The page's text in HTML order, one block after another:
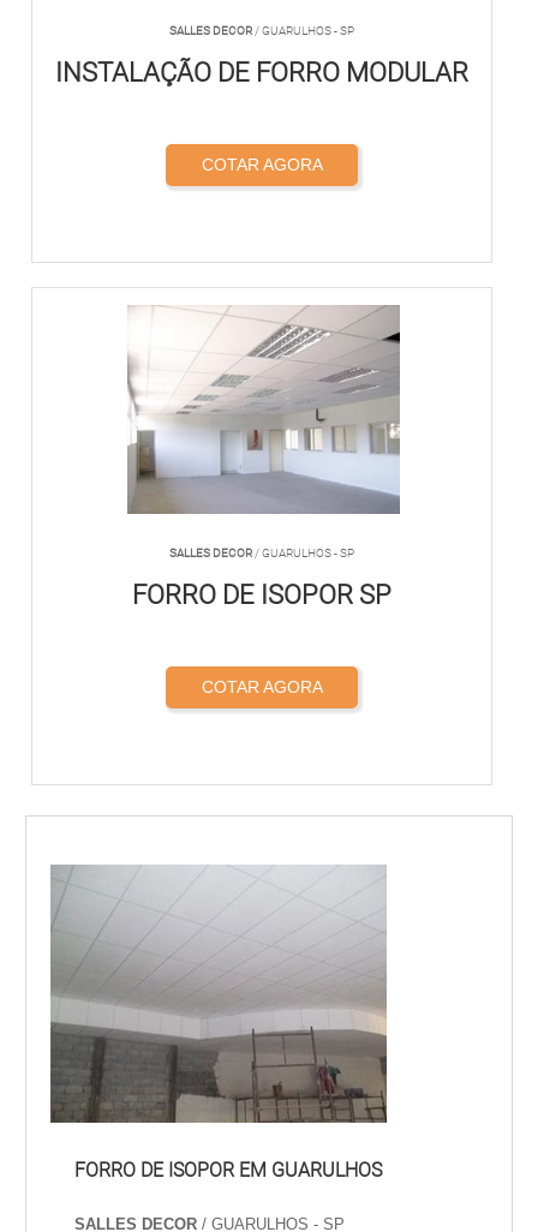
SALLES DECOR / GUARULHOS - SP
INSTALAÇÃO DE FORRO MODULAR
COTAR AGORA
SALLES DECOR / GUARULHOS - SP
FORRO DE ISOPOR SP
COTAR AGORA
FORRO DE ISOPOR EM GUARULHOS
SALLES DECOR/ GUARULHOS - SP